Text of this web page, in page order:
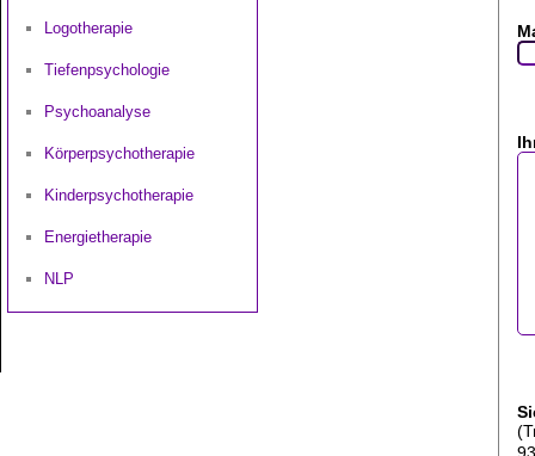
Logotherapie
Tiefenpsychologie
Psychoanalyse
Körperpsychotherapie
Kinderpsychotherapie
Energietherapie
NLP